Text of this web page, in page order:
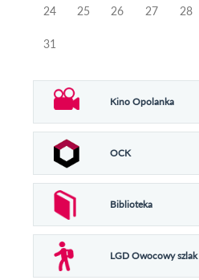
24 25 26 27 28
31
Kino Opolanka
OCK
Biblioteka
LGD Owocowy szlak